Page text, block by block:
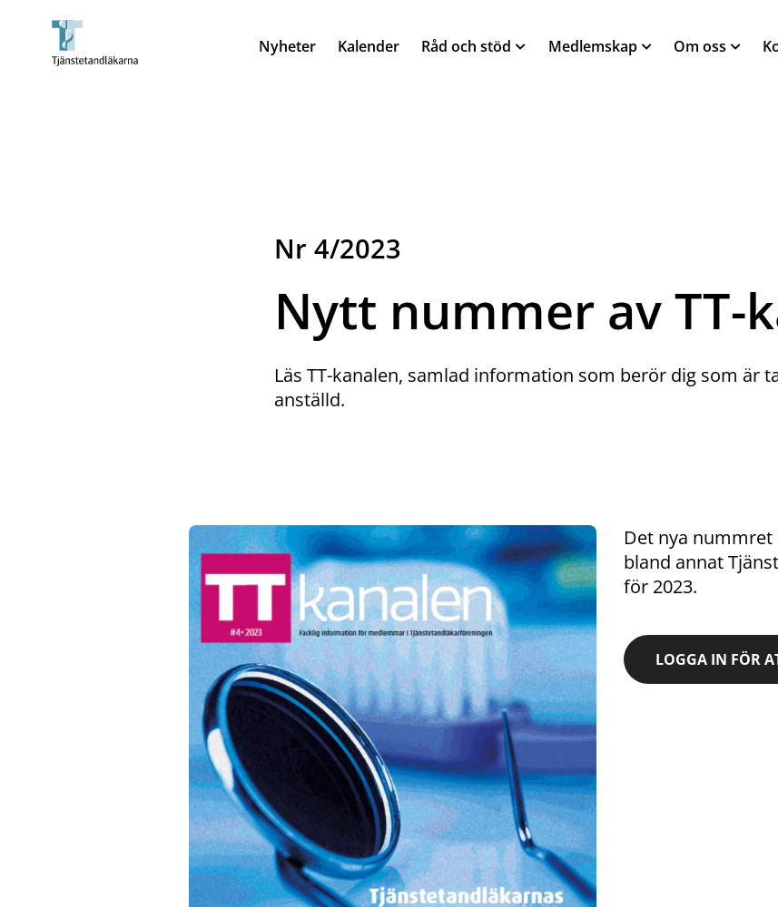
Nyheter Kalender Råd och stöd Medlemskap Om oss
Nr 4/2023
Nytt nummer av TT-
Läs TT-kanalen, samlad information som berör dig som är
anställd.
Det nya nummret
bland annat
för 2023.
LOGGA IN FÖR